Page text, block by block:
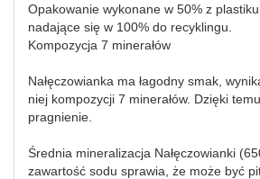
Opakowanie wykonane w 50% z plastiku
nadające się w 100% do recyklingu.
Kompozycja 7 minerałów
Nałęczowianka ma łagodny smak,
niej kompozycji 7 minerałów. Dzięki
pragnienie.
Średnia mineralizacja Nałęczowianki
zawartość sodu sprawia, że może być